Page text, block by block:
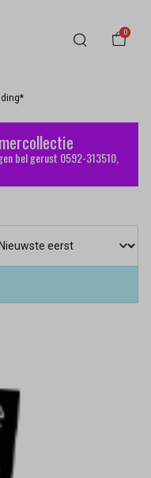
0
bel gerust 0592-313510,